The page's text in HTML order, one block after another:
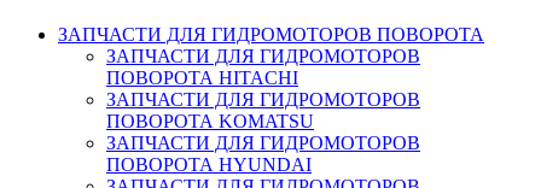
ЗАПЧАСТИ ДЛЯ ГИДРОМОТОРОВ ПОВОРОТА
ЗАПЧАСТИ ДЛЯ ГИДРОМОТОРОВ
ПОВОРОТА HITACHI
ЗАПЧАСТИ ДЛЯ ГИДРОМОТОРОВ
ПОВОРОТА KOMATSU
ЗАПЧАСТИ ДЛЯ ГИДРОМОТОРОВ
ПОВОРОТА HYUNDAI